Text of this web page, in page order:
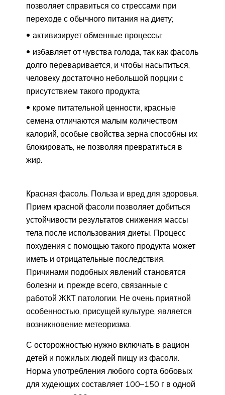
позволяет справиться со стрессами при
переходе с обычного питания на диету;
активизирует обменные процессы;
избавляет от чувства голода, так как фасоль
долго переваривается, и чтобы насытиться,
человеку достаточно небольшой порции с
присутствием такого продукта;
кроме питательной ценности, красные
семена отличаются малым количеством
калорий, особые свойства зерна способны их
блокировать, не позволяя превратиться в
жир.
Красная фасоль. Польза и вред для здоровья.
Прием красной фасоли позволяет добиться
устойчивости результатов снижения массы
тела после использования диеты. Процесс
похудения с помощью такого продукта может
иметь и отрицательные последствия.
Причинами подобных явлений становятся
болезни и, прежде всего, связанные с
работой ЖКТ патологии. Не очень приятной
особенностью, присущей культуре, является
возникновение метеоризма.
С осторожностью нужно включать в рацион
детей и пожилых людей пищу из фасоли.
Норма употребления любого сорта бобовых
для худеющих составляет 100–150 г в одной